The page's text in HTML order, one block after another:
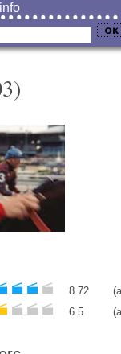
8.72
6.5